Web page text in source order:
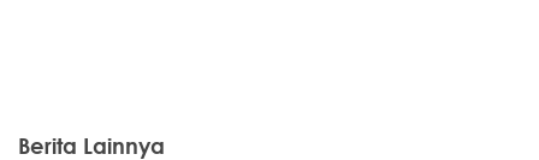
Berita Lainnya